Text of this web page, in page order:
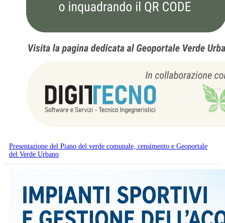
Presentazione del Piano del verde comunale, censimento e Geoportale
del Verde Urbano